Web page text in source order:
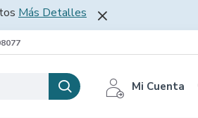
Más Detalles
Mi Cuenta